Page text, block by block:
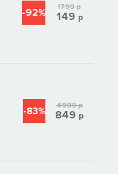
-92% 1799р
149 р
-83% 4999р
849 р